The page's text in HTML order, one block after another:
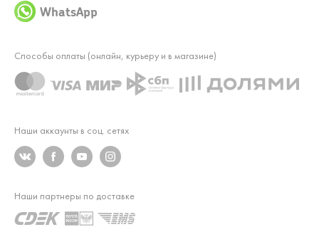
WhatsApp
Наши аккаунты в соц. сетях
Способы оплаты (онлайн, курьеру и в магазине)
Наши партнеры по доставке